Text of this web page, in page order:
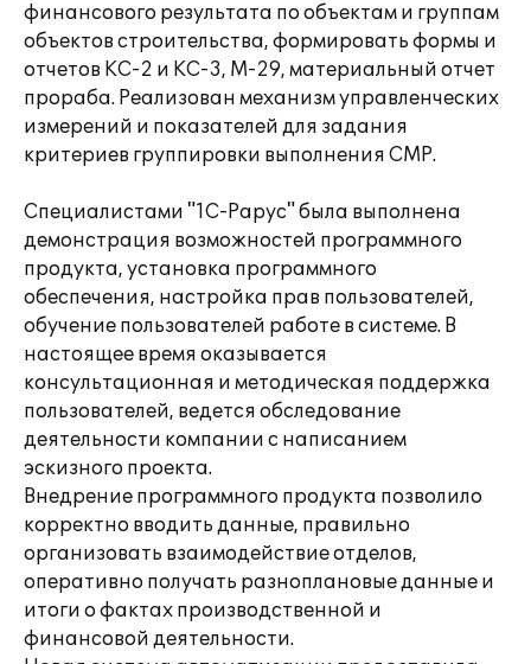
финансового результата по объектам и группам
объектов строительства, формировать формы и
отчетов КС-2 и КС-3, М-29, материальный отчет
прораба. Реализован механизм управленческих
измерений и показателей для задания
критериев группировки выполнения СМР.
Специалистами "1С-Рарус" была выполнена
демонстрация возможностей программного
продукта, установка программного
обеспечения, настройка прав пользователей,
обучение пользователей работе в системе. В
настоящее время оказывается
консультационная и методическая поддержка
пользователей, ведется обследование
деятельности компании с написанием
эскизного проекта.
Внедрение программного продукта позволило
корректно вводить данные, правильно
организовать взаимодействие отделов,
оперативно получать разноплановые данные и
итоги о фактах производственной и
финансовой деятельности.